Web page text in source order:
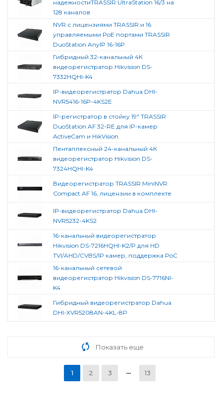
надежностиTRASSIR UltraStation 16/3 на
128 каналов
NVR с лицензиями TRASSIR и 16
управляемыми PoE портами TRASSIR
DuoStation AnyIP 16-16P
Гибридный 32-канальный 4К
видеорегистратор Hikvision DS-
7332HQHI-K4
IP-видеорегистратор Dahua DHI-
NVR5416-16P-4KS2E
IP-регистратор в стойку 19" TRASSIR
DuoStation AF 32-RE для IP-камер
ActiveCam и HikVision
Пентаплексный 24-канальный 4К
видеорегистратор Hikvision DS-
7324HQHI-K4
Видеорегистратор TRASSIR MiniNVR
Compact AF 16, лицензии в комплекте
IP-видеорегистратор Dahua DHI-
NVR5232-4KS2
16-канальный видеорегистратор
Hikvision DS-7216HQHI-K2/P для HD
TVI/AHD/CVBS/IP камер, поддержка PoC
16-канальный сетевой
видеорегистратор Hikvision DS-7716NI-
K4
Гибридный видеорегистратор Dahua
DHI-XVR5208AN-4KL-8P
Показать еще
1 2 3 13